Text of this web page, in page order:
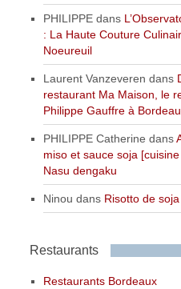
PHILIPPE dans
: La Haute Couture
Noeureuil
Laurent Vanzeveren dans
restaurant Ma Maison, le
Philippe Gauffre à
PHILIPPE Catherine dans
miso et sauce soja
Nasu dengaku
Ninou dans Risotto de
Restaurants
Restaurants Bordeaux